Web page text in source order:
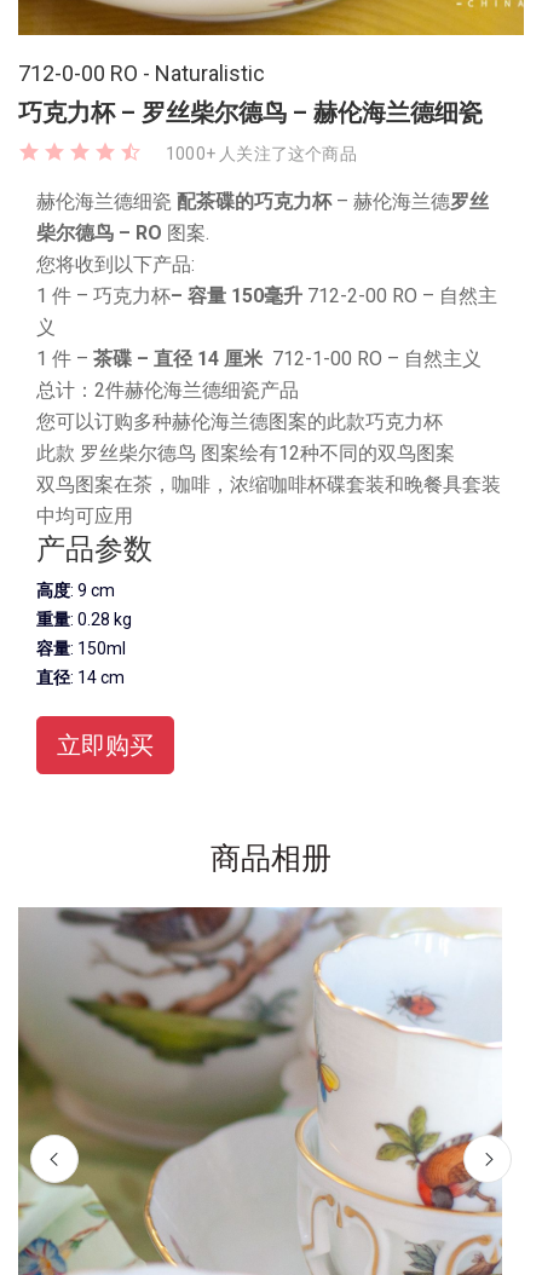
712-0-00 RO - Naturalistic
巧克力杯 – 罗丝柴尔德鸟 – 赫伦海兰德细瓷
1000+ 人关注了这个商品
赫伦海兰德细瓷 配茶碟的巧克力杯 – 赫伦海兰德罗丝
柴尔德鸟 – RO 图案.
您将收到以下产品:
1 件 – 巧克力杯– 容量 150毫升 712-2-00 RO – 自然主
义
1 件 – 茶碟 – 直径 14 厘米 712-1-00 RO – 自然主义
总计：2件赫伦海兰德细瓷产品
您可以订购多种赫伦海兰德图案的此款巧克力杯
此款 罗丝柴尔德鸟 图案绘有12种不同的双鸟图案
双鸟图案在茶，咖啡，浓缩咖啡杯碟套装和晚餐具套装
中均可应用
产品参数
高度: 9 cm
重量: 0.28 kg
容量: 150ml
直径: 14 cm
立即购买
商品相册